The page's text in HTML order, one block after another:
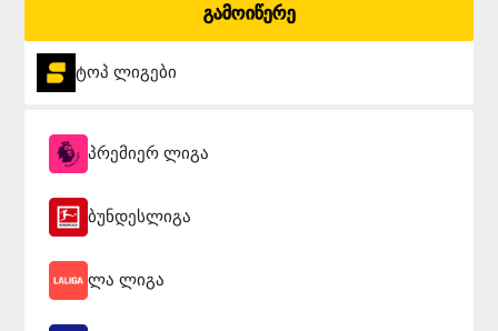
გამოიწერე
ტოპ ლიგები
პრემიერ ლიგა
ბუნდესლიგა
ლა ლიგა